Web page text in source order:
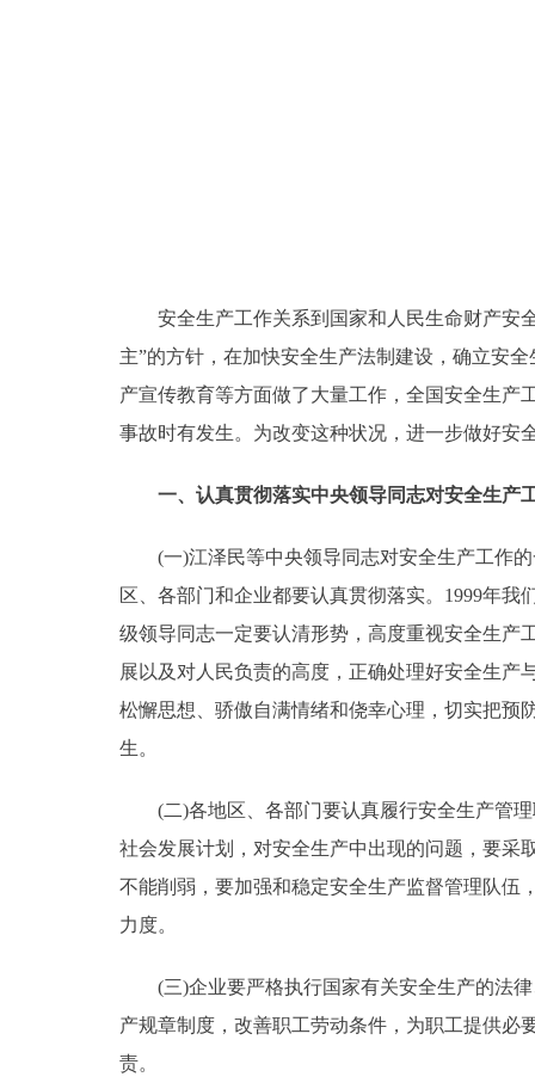
安全生产工作关系到国家和人民生命财产安全
主”的方针，在加快安全生产法制建设，确立安
产宣传教育等方面做了大量工作，全国安全生产
事故时有发生。为改变这种状况，进一步做好安
一、认真贯彻落实中央领导同志对安全生产
(一)江泽民等中央领导同志对安全生产工作的
区、各部门和企业都要认真贯彻落实。1999年
级领导同志一定要认清形势，高度重视安全生产
展以及对人民负责的高度，正确处理好安全生产
松懈思想、骄傲自满情绪和侥幸心理，切实把预
生。
(二)各地区、各部门要认真履行安全生产管理
社会发展计划，对安全生产中出现的问题，要采
不能削弱，要加强和稳定安全生产监督管理队伍
力度。
(三)企业要严格执行国家有关安全生产的法律
产规章制度，改善职工劳动条件，为职工提供必
责。